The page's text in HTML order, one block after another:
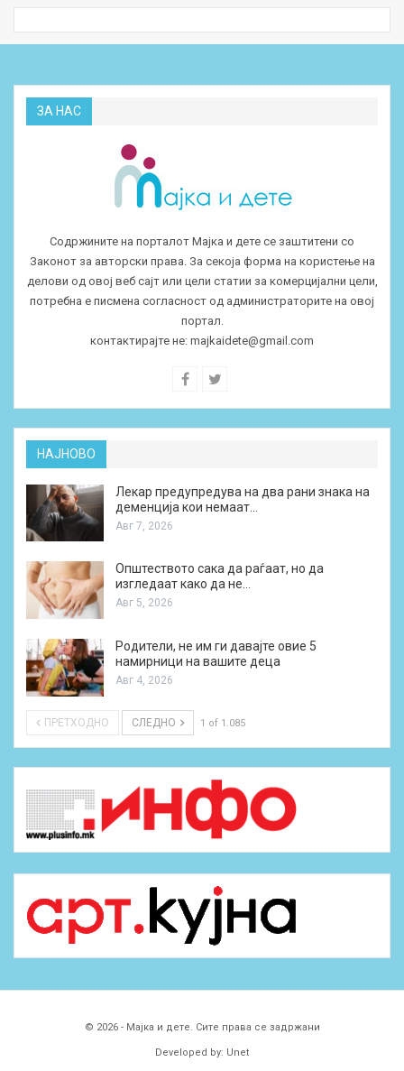
ЗА НАС
Содржините на порталот Мајка и дете се заштитени со
Законот за авторски права. За секоја форма на користење на
делови од овој веб сајт или цели статии за комерцијални цели,
потребна е писмена согласност од администраторите на овој
портал.
контактирајте не: majkaidete@gmail.com
НАЈНОВО
Лекар предупредува на два рани знака на
деменција кои немаат…
Авг 7, 2026
Општеството сака да раѓаат, но да
изгледаат како да не…
Авг 5, 2026
Родители, не им ги давајте овие 5
намирници на вашите деца
Авг 4, 2026
ПРЕТХОДНО СЛЕДНО 1 of 1.085
© 2026 - Мајка и дете. Сите права се задржани
Developed by: Unet